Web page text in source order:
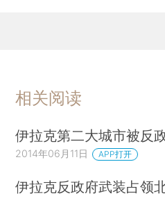
相关阅读
伊拉克第二大城市被反
2014年06月11日 APP打开
伊拉克反政府武装占领